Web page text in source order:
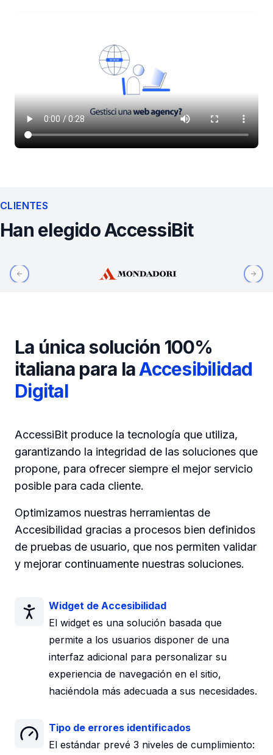
CLIENTES
Han elegido AccessiBit
Previous slide
La única solución 100%
italiana para laAccesibilidad
Digital
AccessiBit produce la tecnología que utiliza,
garantizando la integridad de las soluciones que
propone, para ofrecer siempre el mejor servicio
posible para cada cliente.
Optimizamos nuestras herramientas de
Accesibilidad gracias a procesos bien definidos
de pruebas de usuario, que nos permiten validar
y mejorar continuamente nuestras soluciones.
Widget de Accesibilidad
El widget es una solución basada que
permite a los usuarios disponer de una
interfaz adicional para personalizar su
experiencia de navegación en el sitio,
haciéndola más adecuada a sus necesidades.
Tipo de errores identificados
El estándar prevé 3 niveles de cumplimiento: